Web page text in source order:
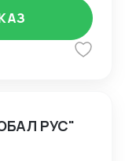
Полный
операций — от
и
1.
платежей
решений
РУС"